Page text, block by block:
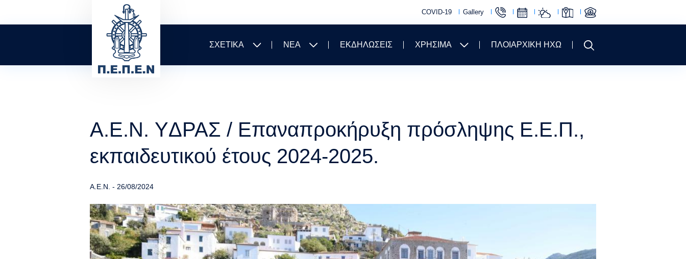
COVID-19 Gallery
ΣΧΕΤΙΚΑ ΝΕΑ ΕΚΔΗΛΩΣΕΙΣ ΧΡΗΣΙΜΑ ΠΛΟΙΑΡΧΙΚΗ ΗΧΩ
Α.Ε.Ν. YΔΡΑΣ / Επαναπροκήρυξη πρόσληψης Ε.Ε.Π.,
εκπαιδευτικού έτους 2024-2025.
Α.Ε.Ν. - 26/08/2024